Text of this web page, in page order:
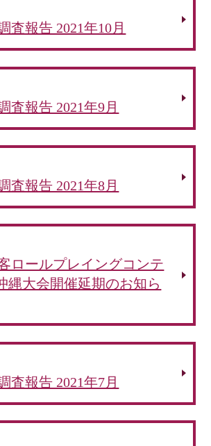
査報告 2021年10月
査報告 2021年9月
査報告 2021年8月
ロールプレイングコンテ
縄大会開催延期のお知ら
査報告 2021年7月